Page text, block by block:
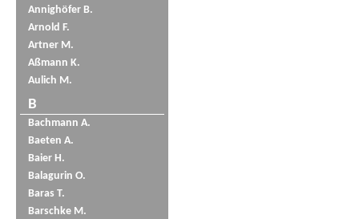
Annighöfer B.
Arnold F.
Artner M.
Aßmann K.
Aulich M.
B
Bachmann A.
Baeten A.
Baier H.
Balagurin O.
Baras T.
Barschke M.